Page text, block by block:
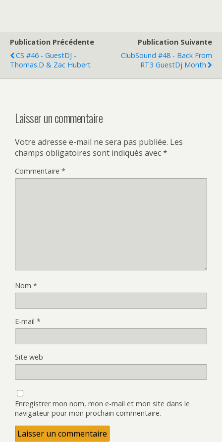
Publication Précédente
CS #46 - GuestDJ -
Thomas.D & Zac Hubert
Publication Suivante
ClubSound #48 - Back From
RT3 GuestDj Month
Laisser un commentaire
Votre adresse e-mail ne sera pas publiée. Les
champs obligatoires sont indiqués avec*
Commentaire *
Nom *
E-mail *
Site web
Enregistrer mon nom, mon e-mail et mon site dans le
navigateur pour mon prochain commentaire.